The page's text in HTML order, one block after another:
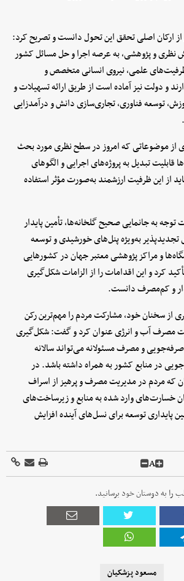
از ارکان اصلی تحقق این تحول دانست و تصریح کرد:
نظری و پژوهشی، به عرصه اجرا و حل مسائل کشور
علمی، نیروی انسانی متخصص و
و دولت نیز آماده است از طریق ارائه تسهیلات و
توسعه فناوری، تجاری‌سازی دانش و درآمدزایی
از موضوعاتی که امروز در سطح نظری مورد بحث
قابلیت تبدیل به پروژه‌های اجرایی و الگوهای
از این ظرفیت ارزشمند به‌صورت مؤثر استفاده
به جانمایی صحیح گلخانه‌ها، تأمین پایدار
تجدیدپذیر به‌ویژه پنل‌های خورشیدی و توسعه
و مراکز پژوهشی معتبر جهان در کشورهایی
کرد و این اقدامات را از الزامات شکل‌گیری
و کم‌مصرف دانست.
سخنان خود، مشارکت مردم را مهم‌ترین رکن
مصرف آب و انرژی عنوان کرد و گفت: شکل‌گیری
و مصرف مسئولانه می‌تواند سالانه
در منابع کشور به همراه داشته باشد. در
که مردم در مدیریت مصرف و پرهیز از اسراف
خسارت‌های وارد شده به منابع و زیرساخت‌های
توسعه برای نسل‌های آینده افزایش
A
را به دوستان خود برسانید.
مسعود پزشکیان